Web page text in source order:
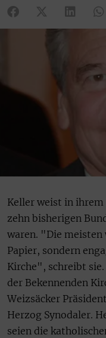
Keller weist in
zehn bisherigen
waren. "Die meisten
Papier, sondern
Kirche", schreibt
der Bekennenden
Weizsäcker
Herzog Synodaler.
seien die